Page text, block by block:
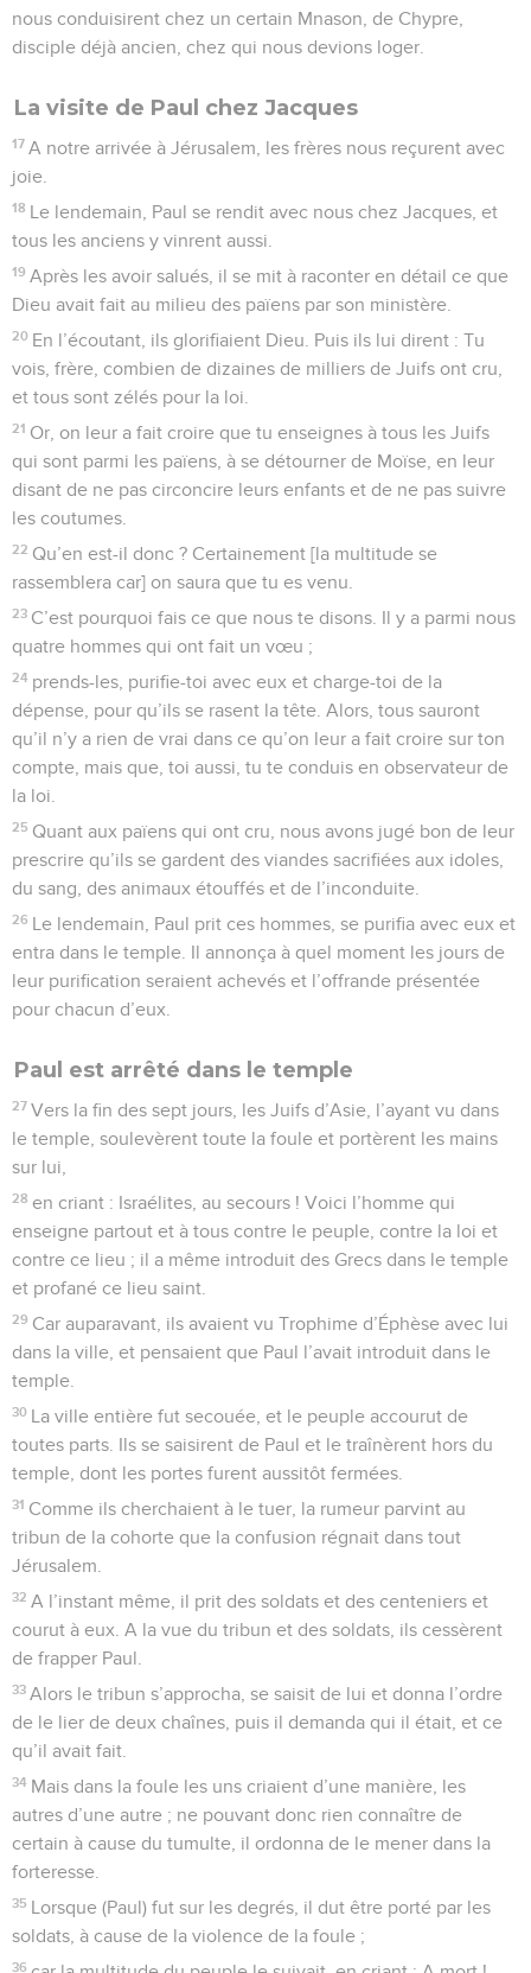
nous conduisirent chez un certain Mnason, de Chypre,
disciple déjà ancien, chez qui nous devions loger.
La visite de Paul chez Jacques
17 A notre arrivée à Jérusalem, les frères nous reçurent avec
joie.
18 Le lendemain, Paul se rendit avec nous chez Jacques, et
tous les anciens y vinrent aussi.
19 Après les avoir salués, il se mit à raconter en détail ce que
Dieu avait fait au milieu des païens par son ministère.
20 En l’écoutant, ils glorifiaient Dieu. Puis ils lui dirent : Tu
vois, frère, combien de dizaines de milliers de Juifs ont cru,
et tous sont zélés pour la loi.
21 Or, on leur a fait croire que tu enseignes à tous les Juifs
qui sont parmi les païens, à se détourner de Moïse, en leur
disant de ne pas circoncire leurs enfants et de ne pas suivre
les coutumes.
22 Qu’en est-il donc ? Certainement [la multitude se
rassemblera car] on saura que tu es venu.
23 C’est pourquoi fais ce que nous te disons. Il y a parmi nous
quatre hommes qui ont fait un vœu ;
24 prends-les, purifie-toi avec eux et charge-toi de la
dépense, pour qu’ils se rasent la tête. Alors, tous sauront
qu’il n’y a rien de vrai dans ce qu’on leur a fait croire sur ton
compte, mais que, toi aussi, tu te conduis en observateur de
la loi.
25 Quant aux païens qui ont cru, nous avons jugé bon de leur
prescrire qu’ils se gardent des viandes sacrifiées aux idoles,
du sang, des animaux étouffés et de l’inconduite.
26 Le lendemain, Paul prit ces hommes, se purifia avec eux et
entra dans le temple. Il annonça à quel moment les jours de
leur purification seraient achevés et l’offrande présentée
pour chacun d’eux.
Paul est arrêté dans le temple
27 Vers la fin des sept jours, les Juifs d’Asie, l’ayant vu dans
le temple, soulevèrent toute la foule et portèrent les mains
sur lui,
28 en criant : Israélites, au secours ! Voici l’homme qui
enseigne partout et à tous contre le peuple, contre la loi et
contre ce lieu ; il a même introduit des Grecs dans le temple
et profané ce lieu saint.
29 Car auparavant, ils avaient vu Trophime d’Éphèse avec lui
dans la ville, et pensaient que Paul l’avait introduit dans le
temple.
30 La ville entière fut secouée, et le peuple accourut de
toutes parts. Ils se saisirent de Paul et le traînèrent hors du
temple, dont les portes furent aussitôt fermées.
31 Comme ils cherchaient à le tuer, la rumeur parvint au
tribun de la cohorte que la confusion régnait dans tout
Jérusalem.
32 A l’instant même, il prit des soldats et des centeniers et
courut à eux. A la vue du tribun et des soldats, ils cessèrent
de frapper Paul.
33 Alors le tribun s’approcha, se saisit de lui et donna l’ordre
de le lier de deux chaînes, puis il demanda qui il était, et ce
qu’il avait fait.
34 Mais dans la foule les uns criaient d’une manière, les
autres d’une autre ; ne pouvant donc rien connaître de
certain à cause du tumulte, il ordonna de le mener dans la
forteresse.
35 Lorsque (Paul) fut sur les degrés, il dut être porté par les
soldats, à cause de la violence de la foule ;
36